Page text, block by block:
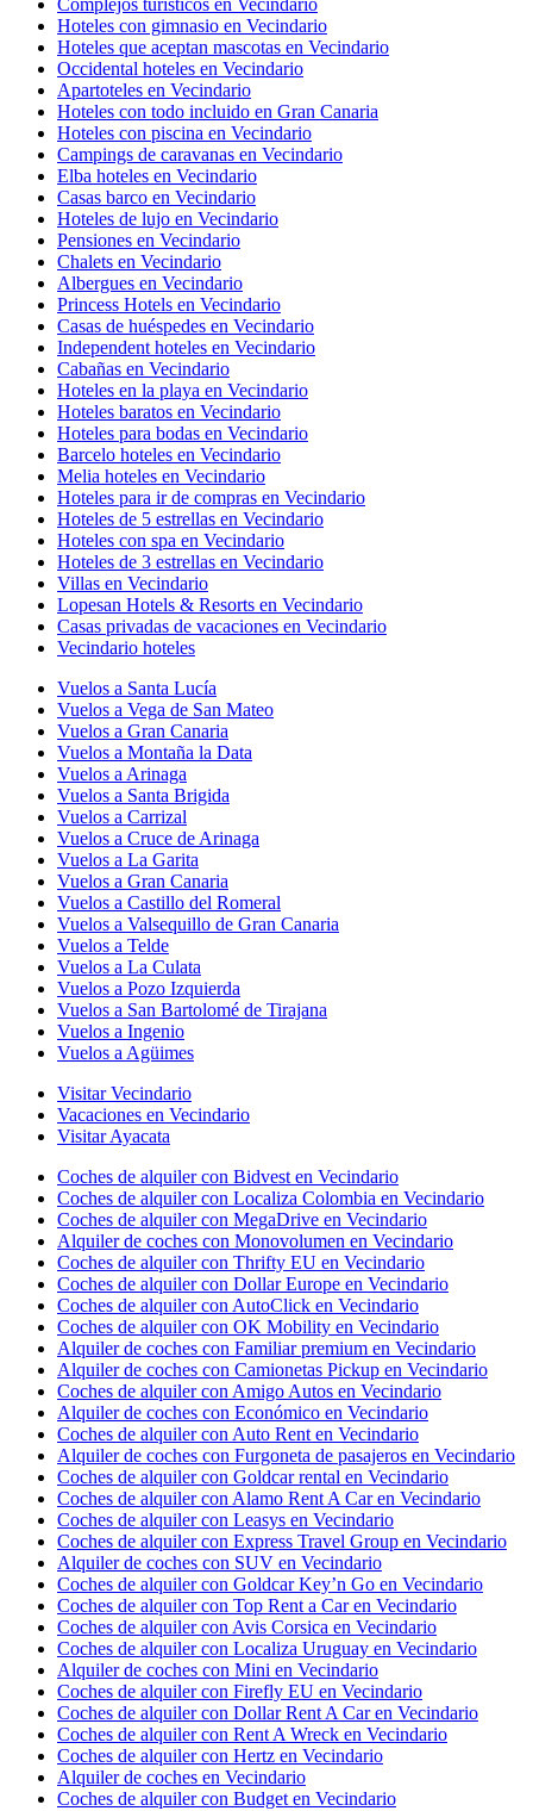
Complejos turísticos en Vecindario
Hoteles con gimnasio en Vecindario
Hoteles que aceptan mascotas en Vecindario
Occidental hoteles en Vecindario
Apartoteles en Vecindario
Hoteles con todo incluido en Gran Canaria
Hoteles con piscina en Vecindario
Campings de caravanas en Vecindario
Elba hoteles en Vecindario
Casas barco en Vecindario
Hoteles de lujo en Vecindario
Pensiones en Vecindario
Chalets en Vecindario
Albergues en Vecindario
Princess Hotels en Vecindario
Casas de huéspedes en Vecindario
Independent hoteles en Vecindario
Cabañas en Vecindario
Hoteles en la playa en Vecindario
Hoteles baratos en Vecindario
Hoteles para bodas en Vecindario
Barcelo hoteles en Vecindario
Melia hoteles en Vecindario
Hoteles para ir de compras en Vecindario
Hoteles de 5 estrellas en Vecindario
Hoteles con spa en Vecindario
Hoteles de 3 estrellas en Vecindario
Villas en Vecindario
Lopesan Hotels & Resorts en Vecindario
Casas privadas de vacaciones en Vecindario
Vecindario hoteles
Vuelos a Santa Lucía
Vuelos a Vega de San Mateo
Vuelos a Gran Canaria
Vuelos a Montaña la Data
Vuelos a Arinaga
Vuelos a Santa Brigida
Vuelos a Carrizal
Vuelos a Cruce de Arinaga
Vuelos a La Garita
Vuelos a Gran Canaria
Vuelos a Castillo del Romeral
Vuelos a Valsequillo de Gran Canaria
Vuelos a Telde
Vuelos a La Culata
Vuelos a Pozo Izquierda
Vuelos a San Bartolomé de Tirajana
Vuelos a Ingenio
Vuelos a Agüimes
Visitar Vecindario
Vacaciones en Vecindario
Visitar Ayacata
Coches de alquiler con Bidvest en Vecindario
Coches de alquiler con Localiza Colombia en Vecindario
Coches de alquiler con MegaDrive en Vecindario
Alquiler de coches con Monovolumen en Vecindario
Coches de alquiler con Thrifty EU en Vecindario
Coches de alquiler con Dollar Europe en Vecindario
Coches de alquiler con AutoClick en Vecindario
Coches de alquiler con OK Mobility en Vecindario
Alquiler de coches con Familiar premium en Vecindario
Alquiler de coches con Camionetas Pickup en Vecindario
Coches de alquiler con Amigo Autos en Vecindario
Alquiler de coches con Económico en Vecindario
Coches de alquiler con Auto Rent en Vecindario
Alquiler de coches con Furgoneta de pasajeros en Vecindario
Coches de alquiler con Goldcar rental en Vecindario
Coches de alquiler con Alamo Rent A Car en Vecindario
Coches de alquiler con Leasys en Vecindario
Coches de alquiler con Express Travel Group en Vecindario
Alquiler de coches con SUV en Vecindario
Coches de alquiler con Goldcar Key’n Go en Vecindario
Coches de alquiler con Top Rent a Car en Vecindario
Coches de alquiler con Avis Corsica en Vecindario
Coches de alquiler con Localiza Uruguay en Vecindario
Alquiler de coches con Mini en Vecindario
Coches de alquiler con Firefly EU en Vecindario
Coches de alquiler con Dollar Rent A Car en Vecindario
Coches de alquiler con Rent A Wreck en Vecindario
Coches de alquiler con Hertz en Vecindario
Alquiler de coches en Vecindario
Coches de alquiler con Budget en Vecindario